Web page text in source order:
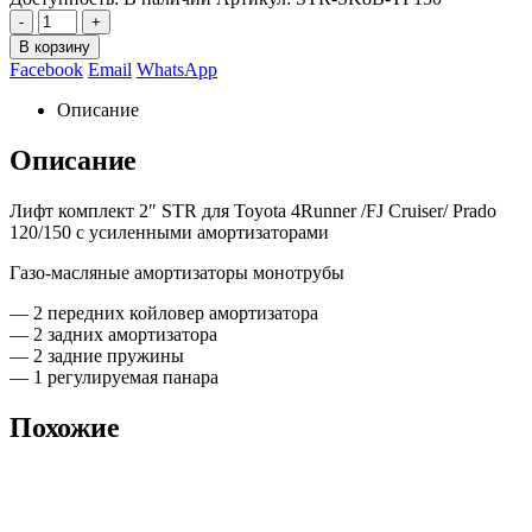
-
+
В корзину
Facebook Email WhatsApp
Описание
Описание
Лифт комплект 2″ STR для Toyota 4Runner /FJ Cruiser/ Prado
120/150 с усиленными амортизаторами
Газо-масляные амортизаторы монотрубы
— 2 передних койловер амортизатора
— 2 задних амортизатора
— 2 задние пружины
— 1 регулируемая панара
Похожие